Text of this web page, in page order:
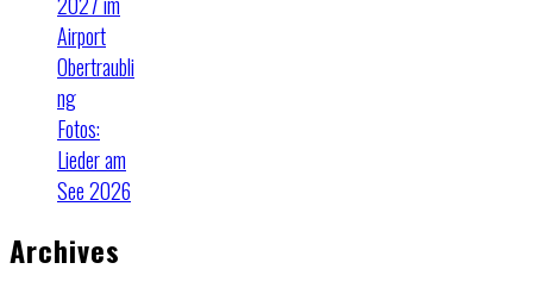
Airport
Obertraubli
ng
Fotos:
Lieder am
See 2026
Archives